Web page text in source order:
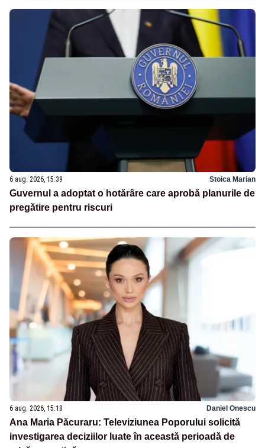
6 aug. 2026, 15:39 Stoica Marian
Guvernul a adoptat o hotărâre care aprobă planurile de
pregătire pentru riscuri
6 aug. 2026, 15:18 Daniel Onescu
Ana Maria Păcuraru: Televiziunea Poporului solicită
investigarea deciziilor luate în această perioadă de